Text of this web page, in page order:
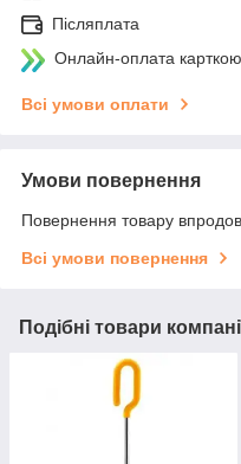
Післяплата
Онлайн-оплата
Всі умови оплати
Умови повернення
Повернення товару
Всі умови повернення
Подібні товари